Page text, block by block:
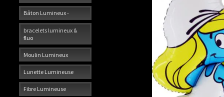
Bâton Lumineux -
bracelets lumineux &
fluo
Moulin Lumineux
Lunette Lumineuse
Fibre Lumineuse